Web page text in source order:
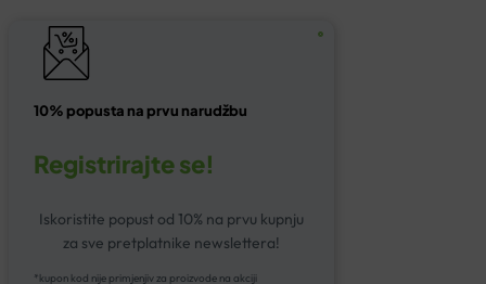
10% popusta na prvu narudžbu
Registrirajte se!
Iskoristite popust od 10% na prvu kupnju
za sve pretplatnike newslettera!
*kupon kod nije primjenjiv za proizvode na akciji